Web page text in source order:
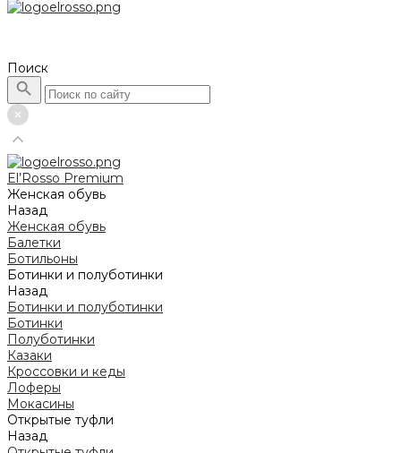
Поиск
El’Rosso Premium
Женская обувь
Назад
Женская обувь
Балетки
Ботильоны
Ботинки и полуботинки
Назад
Ботинки и полуботинки
Ботинки
Полуботинки
Казаки
Кроссовки и кеды
Лоферы
Мокасины
Открытые туфли
Назад